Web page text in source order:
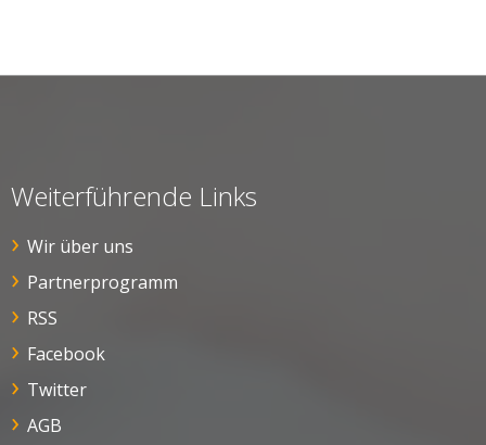
Weiterführende Links
Wir über uns
Partnerprogramm
RSS
Facebook
Twitter
AGB